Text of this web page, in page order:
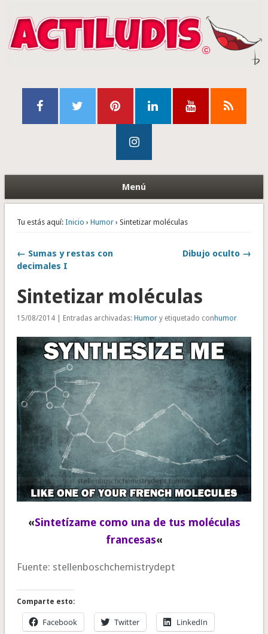
Menú
Tu estás aquí: Inicio › Humor› Sintetizar moléculas
← Sumas y restas con
decimales I
Dibujo oculto →
Sintetizar moléculas
15/08/2014 | Entradas archivadas: Humory etiquetado con humor
«Sintetízame como una de tus moléculas
francesas«
Fuente: stellenboschchemistrydept
Comparte esto:
Facebook Twitter LinkedIn